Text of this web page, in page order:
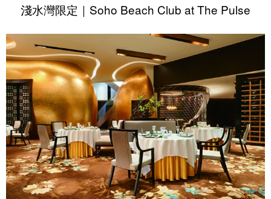
淺水灣限定｜Soho Beach Club at The Pulse